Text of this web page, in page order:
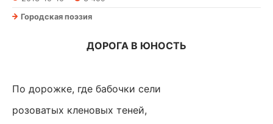
Городская поэзия
ДОРОГА В ЮНОСТЬ
По дорожке, где бабочки сели
розоватых кленовых теней,